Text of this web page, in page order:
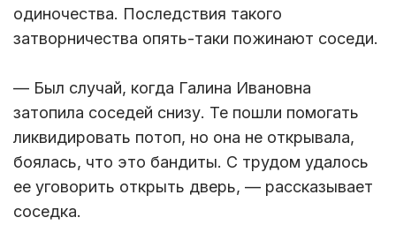
одиночества. Последствия такого
затворничества опять-таки пожинают соседи.
— Был случай, когда Галина Ивановна
затопила соседей снизу. Те пошли помогать
ликвидировать потоп, но она не открывала,
боялась, что это бандиты. С трудом удалось
ее уговорить открыть дверь, — рассказывает
соседка.